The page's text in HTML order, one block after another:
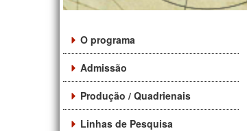
O programa
Admissão
Produção / Quadrienais
Linhas de Pesquisa